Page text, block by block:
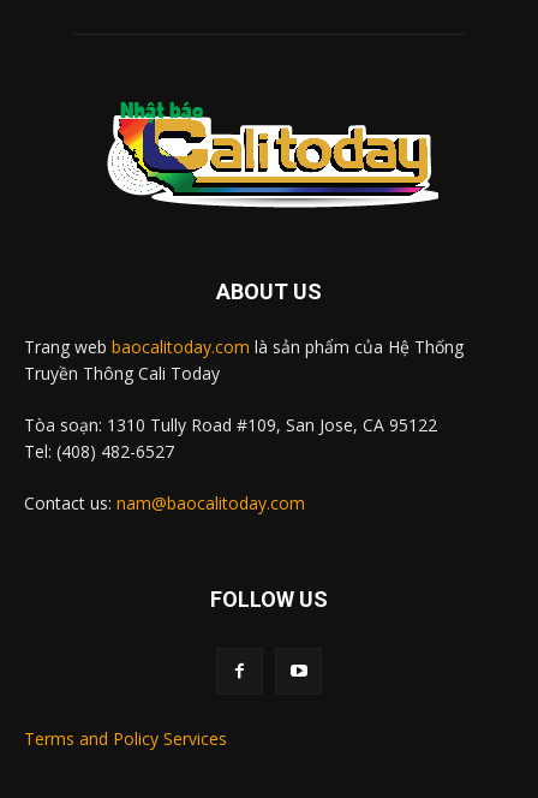
ABOUT US
Trang web baocalitoday.com là sản phẩm của Hệ Thống
Truyền Thông Cali Today
Tòa soạn: 1310 Tully Road #109, San Jose, CA 95122
Tel: (408) 482-6527
Contact us: nam@baocalitoday.com
FOLLOW US
Terms and Policy Services